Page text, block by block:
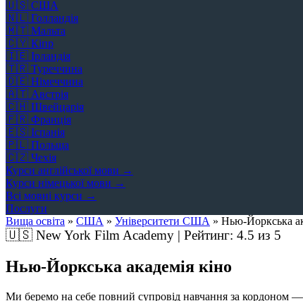
🇺🇸 США
🇳🇱 Голландія
🇲🇹 Мальта
🇨🇾 Кіпр
🇮🇪 Ірландія
🇹🇷 Туреччина
🇩🇪 Німеччина
🇦🇹 Австрія
🇨🇭 Швейцарія
🇫🇷 Франція
🇪🇸 Іспанія
🇵🇱 Польща
🇨🇿 Чехія
Курси англійської мови →
Курси німецької мови →
Всі мовні курси →
Послуги
Вища освіта » США » Університети США » Нью-Йоркська
🇺🇸New York Film Academy | Рейтинг: 4.5 из 5
Нью-Йоркська академія кіно
Ми беремо на себе повний супровід навчання за кордоном —